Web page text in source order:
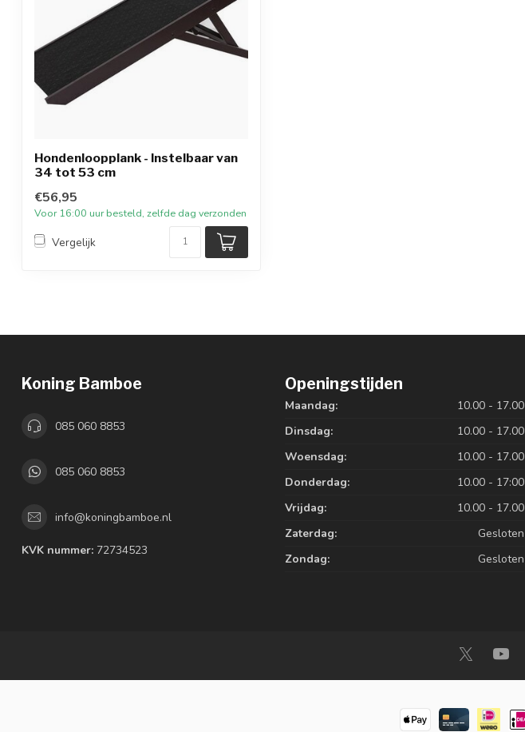
Hondenloopplank - Instelbaar van
34 tot 53 cm
€56,95
Voor 16:00 uur besteld, zelfde dag verzonden
Vergelijk
Koning Bamboe
085 060 8853
085 060 8853
info@koningbamboe.nl
KVK nummer: 72734523
Openingstijden
Maandag:
10.00 - 17.00
Dinsdag:
10.00 - 17.00
Woensdag:
10.00 - 17.00
Donderdag:
10.00 - 17:00
Vrijdag:
10.00 - 17.00
Zaterdag:
Gesloten
Zondag:
Gesloten